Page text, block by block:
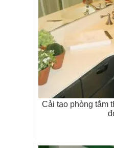
Cải tạo phòng tắm